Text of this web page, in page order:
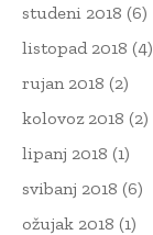
studeni 2018 (6)
listopad 2018 (4)
rujan 2018 (2)
kolovoz 2018 (2)
lipanj 2018 (1)
svibanj 2018 (6)
ožujak 2018 (1)